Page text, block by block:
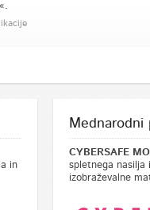
in
Mednarodni
CYBERSAFE
spletnega nasilja
izobraževalne